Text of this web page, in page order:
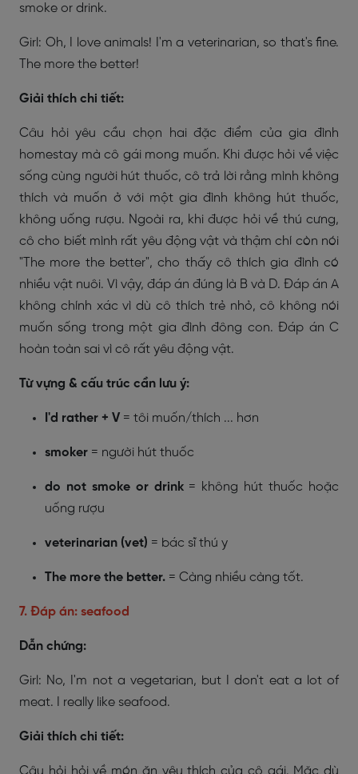
smoke or drink.
Girl: Oh, I love animals! I'm a veterinarian, so that's fine.
The more the better!
Giải thích chi tiết:
Câu hỏi yêu cầu chọn hai đặc điểm của gia đình
homestay mà cô gái mong muốn. Khi được hỏi về việc
sống cùng người hút thuốc, cô trả lời rằng mình không
thích và muốn ở với một gia đình không hút thuốc,
không uống rượu. Ngoài ra, khi được hỏi về thú cưng,
cô cho biết mình rất yêu động vật và thậm chí còn nói
"The more the better", cho thấy cô thích gia đình có
nhiều vật nuôi. Vì vậy, đáp án đúng là B và D. Đáp án A
không chính xác vì dù cô thích trẻ nhỏ, cô không nói
muốn sống trong một gia đình đông con. Đáp án C
hoàn toàn sai vì cô rất yêu động vật.
Từ vựng & cấu trúc cần lưu ý:
I'd rather + V = tôi muốn/thích ... hơn
smoker = người hút thuốc
do not smoke or drink= không hút thuốc hoặc
uống rượu
veterinarian (vet) = bác sĩ thú y
The more the better. = Càng nhiều càng tốt.
7. Đáp án: seafood
Dẫn chứng:
Girl: No, I'm not a vegetarian, but I don't eat a lot of
meat.
I really like seafood.
Giải thích chi tiết:
Câu hỏi hỏi về món ăn yêu thích của cô gái. Mặc dù